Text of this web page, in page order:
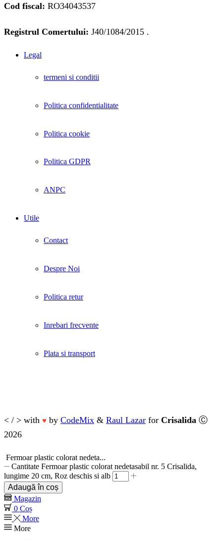
Cod fiscal: RO34043537
Registrul Comertului: J40/1084/2015 .
Legal
termeni si conditii
Politica confidentialitate
Politica cookie
Politica GDPR
ANPC
Utile
Contact
Despre Noi
Politica retur
Inrebari frecvente
Plata si transport
< / > with ♥ by CodeMix & Raul Lazar for Crisalida Ⓒ
2026
Fermoar plastic colorat nedeta...
Cantitate Fermoar plastic colorat nedetasabil nr. 5 Crisalida,
lungime 20 cm, Roz deschis si alb
Adaugă în coș
Magazin
0 Coș
More
More